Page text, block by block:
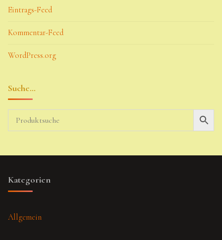
Eintrags-Feed
Kommentar-Feed
WordPress.org
Suche…
Kategorien
Allgemein